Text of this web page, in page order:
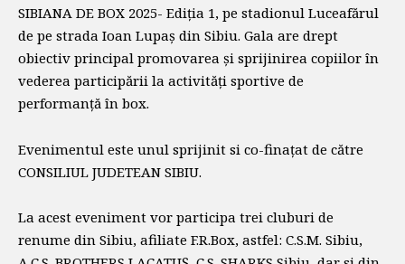
SIBIANA DE BOX 2025- Ediția 1, pe stadionul Luceafărul
de pe strada Ioan Lupaș din Sibiu. Gala are drept
obiectiv principal promovarea și sprijinirea copiilor în
vederea participării la activități sportive de
performanță în box.
Evenimentul este unul sprijinit si co-finațat de către
CONSILIUL JUDETEAN SIBIU.
La acest eveniment vor participa trei cluburi de
renume din Sibiu, afiliate F.R.Box, astfel: C.S.M. Sibiu,